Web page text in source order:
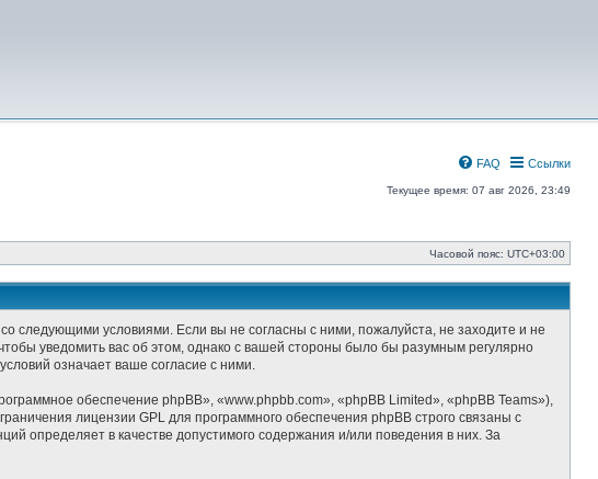
Ссылки
FAQ
Текущее время: 07 авг 2026, 23:49
Часовой пояс: UTC+03:00
условиями. Если вы не согласны с ними, пожалуйста, не заходите и не
уведомить вас об этом, однако с вашей стороны было бы разумным регулярно
означает ваше согласие с ними.
обеспечение phpBB», «www.phpbb.com», «phpBB Limited», «phpBB Teams»),
лицензии GPL для программного обеспечения phpBB строго связаны с
определяет в качестве допустимого содержания и/или поведения в них. За